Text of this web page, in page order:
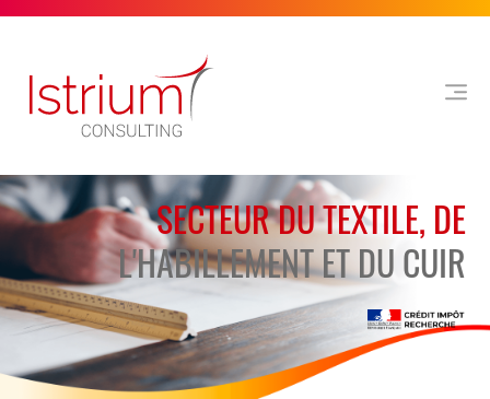
SECTEUR DU TEXTILE, DE
L'HABILLEMENT ET DU CUIR